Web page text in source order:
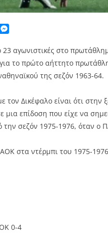
Copy
αγωνιστικές στο
το πρώτο αήττητο
της σεζόν 1963-64.
τον Δικέφαλο είναι ότι
μια επίδοση που είχε να
την σεζόν 1975-1976, όταν ο
στα ντέρμπι του 1975-
0-4